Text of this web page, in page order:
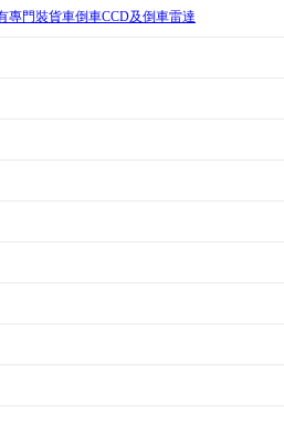
專門裝貨車倒車CCD及倒車雷達